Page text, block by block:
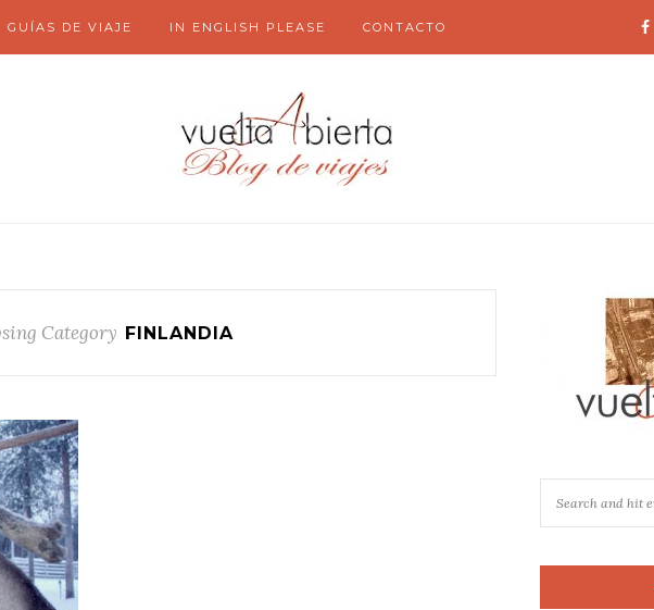
GUÍAS DE VIAJE IN ENGLISH PLEASE CONTACTO
Category FINLANDIA